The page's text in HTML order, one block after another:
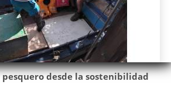
desde la sostenibilidad